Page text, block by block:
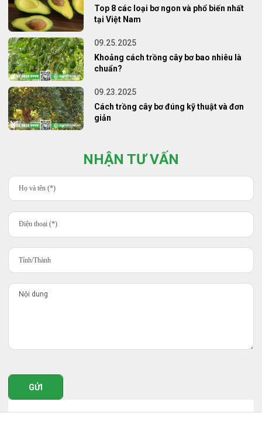
Top 8 các loại bơ ngon và phổ biến nhất
tại Việt Nam
09.25.2025
Khoảng cách trồng cây bơ bao nhiêu là
chuẩn?
09.23.2025
Cách trồng cây bơ đúng kỹ thuật và đơn
giản
NHẬN TƯ VẤN
GỬI